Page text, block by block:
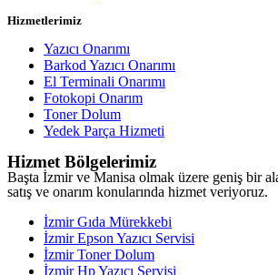
Hizmetlerimiz
Yazıcı Onarımı
Barkod Yazıcı Onarımı
El Terminali Onarımı
Fotokopi Onarım
Toner Dolum
Yedek Parça Hizmeti
Hizmet Bölgelerimiz
Başta İzmir ve Manisa olmak üzere geniş bir
satış ve onarım konularında hizmet veriyoruz.
İzmir Gıda Mürekkebi
İzmir Epson Yazıcı Servisi
İzmir Toner Dolum
İzmir Hp Yazıcı Servisi